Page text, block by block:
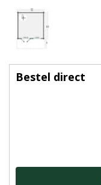
Bestel direct